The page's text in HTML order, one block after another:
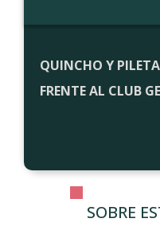
QUINCHO Y PILETA
FRENTE AL CLUB
SOBRE